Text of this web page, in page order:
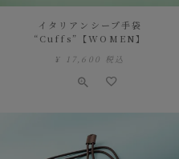
イタリアンシープ手袋
“Cuffs”【WOMEN】
¥ 17,600 税込